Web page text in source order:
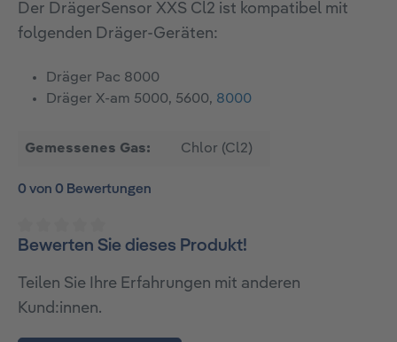
Der DrägerSensor XXS Cl2 ist kompatibel mit
folgenden Dräger-Geräten:
Dräger Pac 8000
Dräger X-am 5000, 5600, 8000
Gemessenes Gas: Chlor (Cl2)
0 von 0 Bewertungen
Durchschnittliche Bewertung von 0 von 5 Sternen
Bewerten Sie dieses Produkt!
Teilen Sie Ihre Erfahrungen mit anderen
Kund:innen.